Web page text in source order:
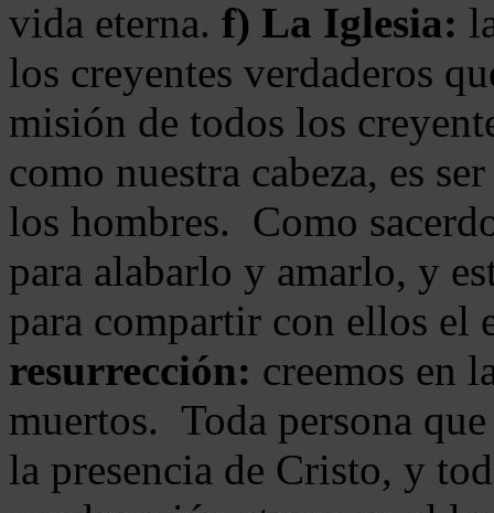
vida eterna. f) La Iglesia:
los creyentes verdaderos
misión de todos los
como nuestra cabeza, es
los hombres. Como
para alabarlo y amarlo, y
para compartir con ellos el
resurrección: creemos en
muertos. Toda persona
la presencia de Cristo, y